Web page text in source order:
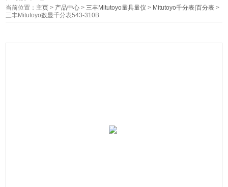
当前位置： 主页 > 产品中心 >三丰Mitutoyo量具量仪 > Mitutoyo千分表|百分表 >
三丰Mitutoyo数显千分表543-310B